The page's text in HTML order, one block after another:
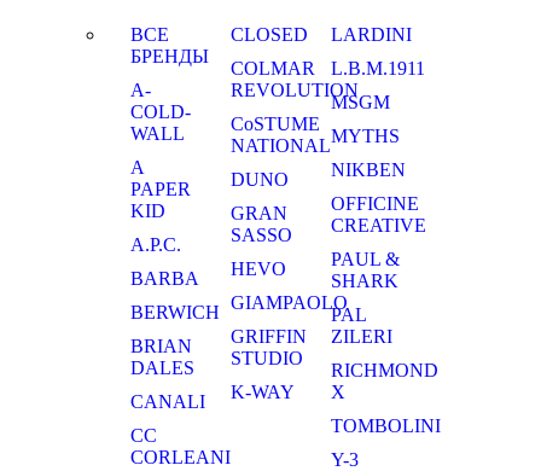
ВСЕ
БРЕНДЫ
A-
COLD-
WALL
A
PAPER
KID
A.P.C.
BARBA
BERWICH
BRIAN
DALES
CANALI
CC
CORLEANI
CLOSED
COLMAR
REVOLUTION
CoSTUME
NATIONAL
DUNO
GRAN
SASSO
HEVO
GIAMPAOLO
GRIFFIN
STUDIO
K-WAY
LARDINI
L.B.M.1911
MSGM
MYTHS
NIKBEN
OFFICINE
CREATIVE
PAUL &
SHARK
PAL
ZILERI
RICHMOND
X
TOMBOLINI
Y-3